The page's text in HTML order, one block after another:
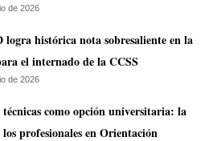
de 2026
logra histórica nota sobresaliente en la
el internado de la CCSS
de 2026
como opción universitaria: la
profesionales en Orientación